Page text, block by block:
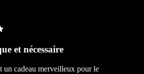
et nécessaire
un cadeau merveilleux pour le